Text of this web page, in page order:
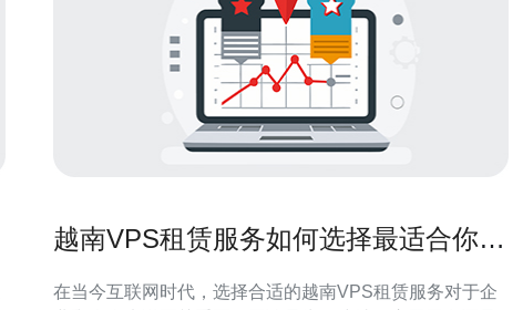
越南VPS租赁服务如何选择最适合你的
在当今互联网时代，选择合适的越南VPS租赁服务对于企